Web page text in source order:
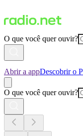
O que você quer ouvir?
Abrir a appDescobrir o
O que você quer ouvir?